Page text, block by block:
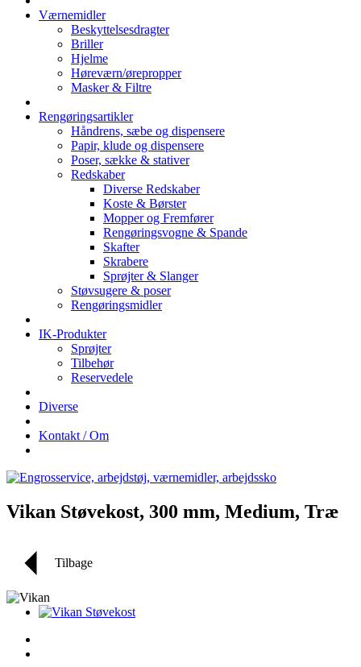
Værnemidler
Beskyttelsesdragter
Briller
Hjelme
Høreværn/ørepropper
Masker & Filtre
Rengøringsartikler
Håndrens, sæbe og dispensere
Papir, klude og dispensere
Poser, sække & stativer
Redskaber
Diverse Redskaber
Koste & Børster
Mopper og Fremfører
Rengøringsvogne & Spande
Skafter
Skrabere
Sprøjter & Slanger
Støvsugere & poser
Rengøringsmidler
IK-Produkter
Sprøjter
Tilbehør
Reservedele
Diverse
Kontakt / Om
Vikan Støvekost, 300 mm, Medium, Træ
Tilbage